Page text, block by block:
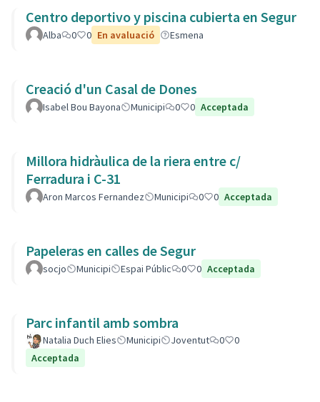
Centro deportivo y piscina cubierta en Segur
Alba 0 0 En avaluació Esmena
Creació d'un Casal de Dones
Isabel Bou Bayona Municipi 0 0 Acceptada
Millora hidràulica de la riera entre c/
Ferradura i C-31
Aron Marcos Fernandez Municipi 0 0 Acceptada
Papeleras en calles de Segur
socjo Municipi Espai Públic 0 0 Acceptada
Parc infantil amb sombra
Natalia Duch Elies Municipi Joventut 0
0
Acceptada